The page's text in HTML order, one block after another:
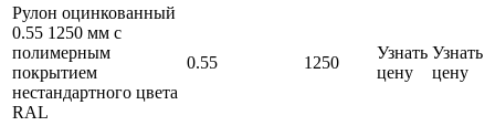
Рулон оцинкованный
0.55 1250 мм с
полимерным
покрытием
нестандартного цвета
RAL
0.55 1250
Узнать
цену
Узнать
цену